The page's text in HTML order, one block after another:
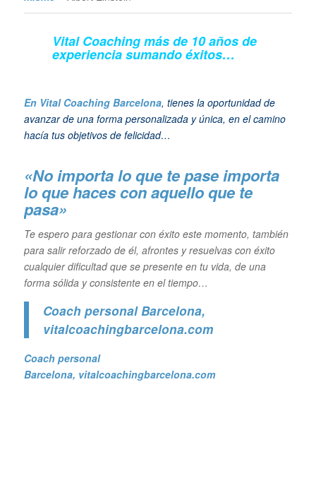
Vital Coaching más de 10 años de
experiencia sumando éxitos…
En Vital Coaching Barcelona, tienes la oportunidad de
avanzar de una forma personalizada y única, en el camino
hacía tus objetivos de felicidad…
«No importa lo que te pase importa
lo que haces con aquello que te
pasa»
Te espero para gestionar con éxito este momento, también
para salir reforzado de él, afrontes y resuelvas con éxito
cualquier dificultad que se presente en tu vida, de una
forma sólida y consistente en el tiempo…
Coach personal Barcelona,
vitalcoachingbarcelona.com
Coach personal
Barcelona, vitalcoachingbarcelona.com